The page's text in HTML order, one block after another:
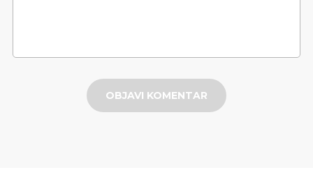
OBJAVI KOMENTAR